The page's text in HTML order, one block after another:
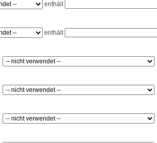
enthält
enthält